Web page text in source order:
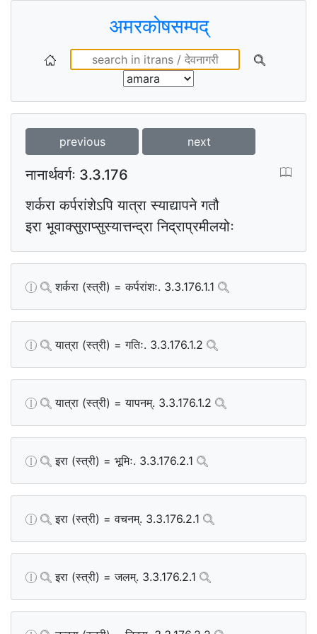
अमरकोषसम्पद्
previous next
नानार्थवर्गः 3.3.176
शर्करा कर्परांशेऽपि यात्रा स्याद्यापने गतौ
इरा भूवाक्सुराप्सुस्यात्तन्द्रा निद्राप्रमीलयोः
शर्करा (स्त्री) = कर्परांशः. 3.3.176.1.1
यात्रा (स्त्री) = गतिः. 3.3.176.1.2
यात्रा (स्त्री) = यापनम्. 3.3.176.1.2
इरा (स्त्री) = भूमिः. 3.3.176.2.1
इरा (स्त्री) = वचनम्. 3.3.176.2.1
इरा (स्त्री) = जलम्. 3.3.176.2.1